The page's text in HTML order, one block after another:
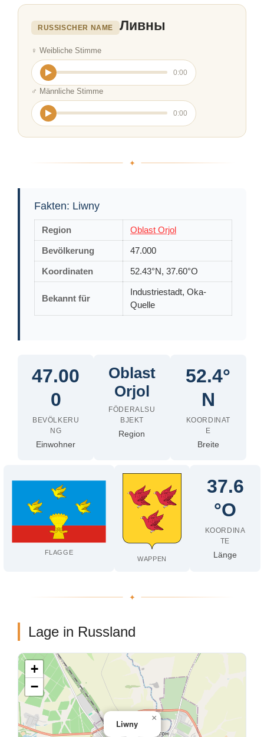
RUSSISCHER NAME Ливны
♀ Weibliche Stimme
0:00
♂ Männliche Stimme
0:00
Fakten: Liwny
Region Oblast Orjol
Bevölkerung 47.000
Koordinaten 52.43°N, 37.60°O
Bekannt für
Industriestadt, Oka-
Quelle
47.00
0
BEVÖLKERU
NG
Einwohner
Oblast
Orjol
FÖDERALSU
BJEKT
Region
52.4°
N
KOORDINAT
E
Breite
FLAGGE
WAPPEN
37.6
°O
KOORDINA
TE
Länge
Lage in Russland
Liwny
×
+
−